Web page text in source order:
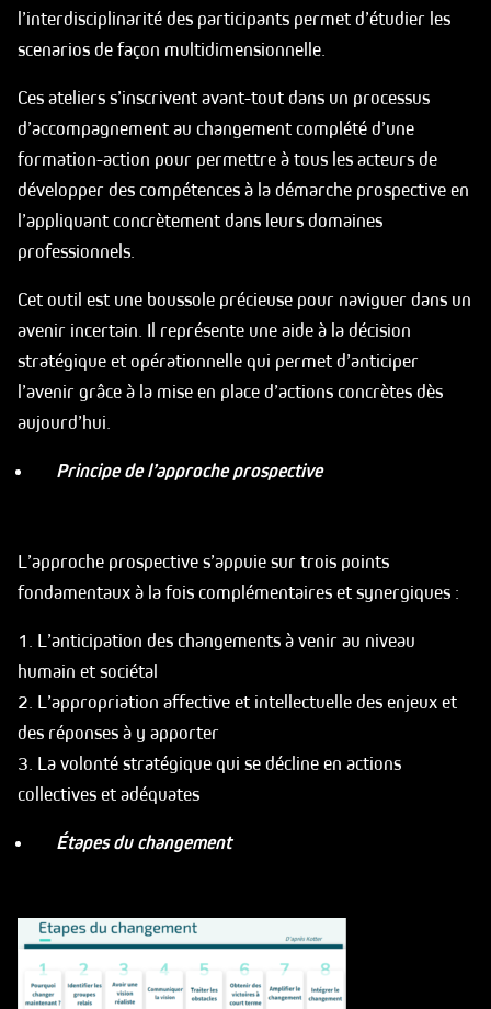
l’interdisciplinarité des participants permet d’étudier les
scenarios de façon multidimensionnelle.
Ces ateliers s’inscrivent avant-tout dans un processus
d’accompagnement au changement complété d’une
formation-action pour permettre à tous les acteurs de
développer des compétences à la démarche prospective en
l’appliquant concrètement dans leurs domaines
professionnels.
Cet outil est une boussole précieuse pour naviguer dans un
avenir incertain. Il représente une aide à la décision
stratégique et opérationnelle qui permet d’anticiper
l’avenir grâce à la mise en place d’actions concrètes dès
aujourd’hui.
Principe de l’approche prospective
L’approche prospective s’appuie sur trois points
fondamentaux à la fois complémentaires et synergiques :
1. L’anticipation des changements à venir au niveau
humain et sociétal
2. L’appropriation affective et intellectuelle des enjeux et
des réponses à y apporter
3. La volonté stratégique qui se décline en actions
collectives et adéquates
Étapes du changement